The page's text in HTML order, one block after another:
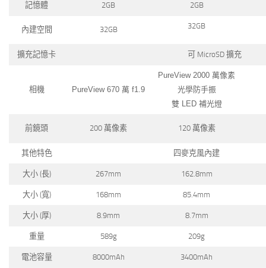
記憶體 2GB 2GB
內建空間 32GB 32GB
擴充記憶卡 可 MicroSD 擴充
相機 PureView 670 萬 f1.9
PureView 2000 萬像素
光學防手振
雙 LED 補光燈
前鏡頭 200 萬像素 120 萬像素
其他特色 四麥克風內建
大小 (長) 267mm 162.8mm
大小 (寬) 168mm 85.4mm
大小 (厚) 8.9mm 8.7mm
重量 589g 209g
電池容量 8000mAh 3400mAh